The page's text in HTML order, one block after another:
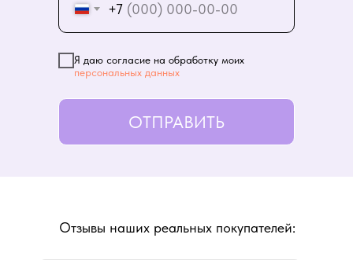
+7
Я даю согласие на обработку моих
персональных данных
ОТПРАВИТЬ
Отзывы наших реальных покупателей: